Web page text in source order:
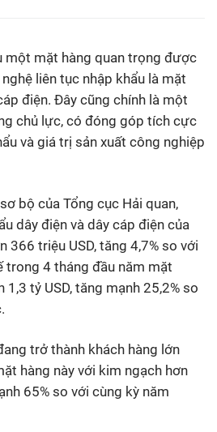
một mặt hàng quan trọng được
liên tục nhập khẩu là mặt
điện. Đây cũng chính là một
chủ lực, có đóng góp tích cực
và giá trị sản xuất công nghiệp
bộ của Tổng cục Hải quan,
dây điện và dây cáp điện của
366 triệu USD, tăng 4,7% so với
trong 4 tháng đầu năm mặt
1,3 tỷ USD, tăng mạnh 25,2% so
trở thành khách hàng lớn
hàng này với kim ngạch hơn
65% so với cùng kỳ năm